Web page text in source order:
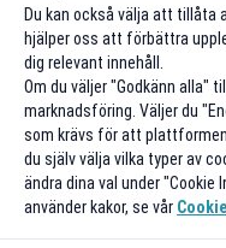
Du kan också välja att tillåta
hjälper oss att förbättra
dig relevant innehåll.
Om du väljer "Godkänn alla"
marknadsföring. Väljer du
som krävs för att
du själv välja vilka typer av
ändra dina val under "Cookie
använder kakor, se vår